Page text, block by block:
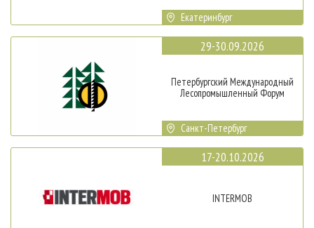
Екатеринбург
29-30.09.2026
Петербургский Международный
Лесопромышленный Форум
Санкт-Петербург
17-20.10.2026
INTERMOB